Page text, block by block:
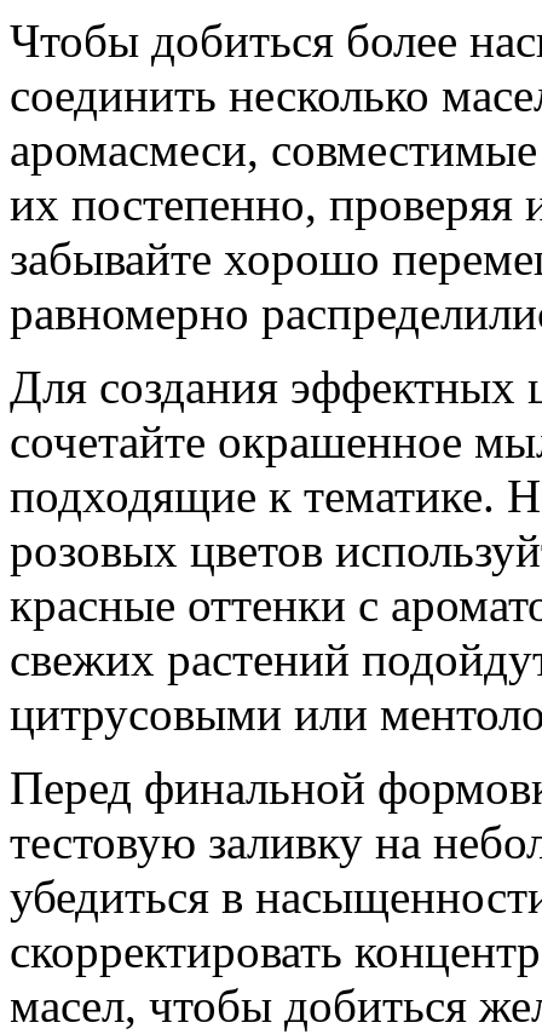
Чтобы добиться более
соединить несколько
аромасмеси,
их постепенно, проверяя
забывайте хорошо
равномерно
Для создания эффектных
сочетайте окрашенное
подходящие к тематике.
розовых цветов
красные оттенки с
свежих растений
цитрусовыми или
Перед финальной
тестовую заливку на
убедиться в
скорректировать
масел, чтобы добиться